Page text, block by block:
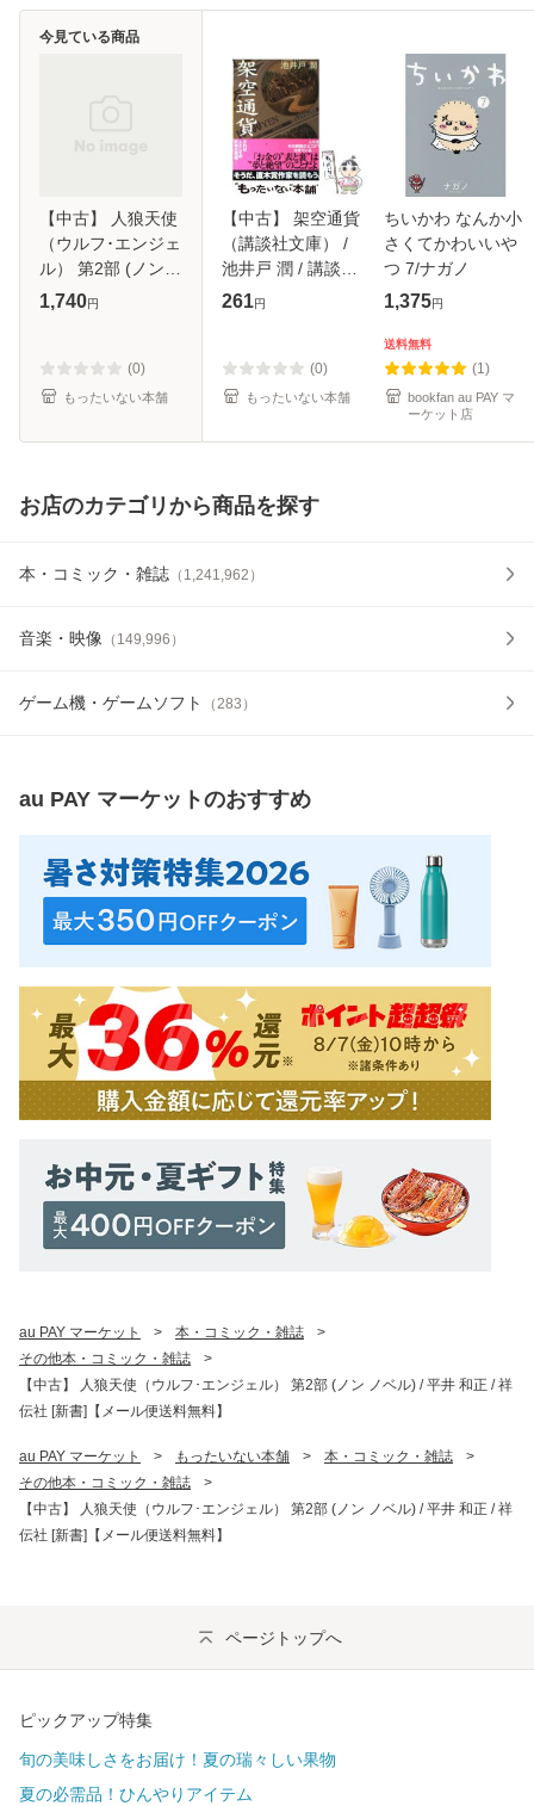
【中古】 人狼天使
（ウルフ･エンジェ
ル） 第2部 (ノン
ノベル) / 平井 和正
1,740円
(0)
もったいない本舗
今見ている商品
【中古】 架空通貨
（講談社文庫） /
池井戸 潤 / 講談社
[文庫]【メール便送
261円
(0)
もったいない本舗
ちいかわ なんか小
さくてかわいいや
つ 7/ナガノ
1,375円
送料無料
(1)
bookfan au PAY マ
ーケット店
お店のカテゴリから商品を探す
本・コミック・雑誌 （ 1,241,962 ）
音楽・映像 （ 149,996 ）
ゲーム機・ゲームソフト （283 ）
au PAY マーケットのおすすめ
au PAY マーケット > 本・コミック・雑誌
>
その他本・コミック・雑誌
>
【中古】 人狼天使（ウルフ･エンジェル） 第2部 (ノン ノベル) / 平井 和正 / 祥
伝社 [新書]【メール便送料無料】
au PAY マーケット > もったいない本舗 > 本・コミック・雑誌
>
その他本・コミック・雑誌
>
【中古】 人狼天使（ウルフ･エンジェル） 第2部 (ノン ノベル) / 平井 和正 / 祥
伝社 [新書]【メール便送料無料】
ページトップへ
ピックアップ特集
旬の美味しさをお届け！夏の瑞々しい果物
夏の必需品！ひんやりアイテム